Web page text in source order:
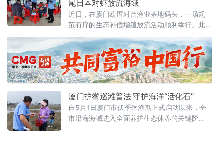
尾日本对虾放流海域
近日，在厦门欧厝对台渔业基地码头，一场规
范有序的生态补偿增殖放流活动顺利举行。此
织，针对厦门新机场莲河片区滨海公园大道、
防潮海堤、防洪及排水除涝三大工程开展生态
补偿工作，厦门市海洋与渔业综合执法支队综
合四大队（以下简称“综合四大队”）执法人员全
殖放流工作有序推进。工作
厦门护鲎巡滩普法 守护海洋“活化石”
自5月1日厦门市伏季休渔期正式启动以来，全
市沿海海域进入全面养护生态休养的关键阶